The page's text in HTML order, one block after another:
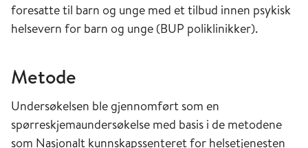
foresatte til barn og unge med et tilbud innen psykisk
helsevern for barn og unge (BUP poliklinikker).
Metode
Undersøkelsen ble gjennomført som en
spørreskjemaundersøkelse med basis i de metodene
som Nasjonalt kunnskapssenteret for helsetjenesten